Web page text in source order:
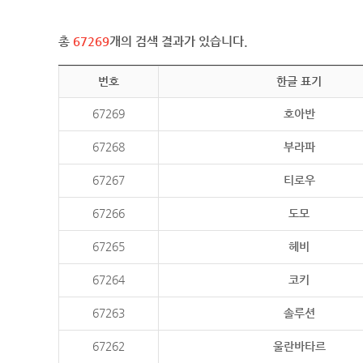
총 67269개의 검색 결과가 있습니다.
번호 한글 표기
67269 호아반
67268 부라파
67267 티로우
67266 도모
67265 헤비
67264 코키
67263 솔루션
67262 울란바타르